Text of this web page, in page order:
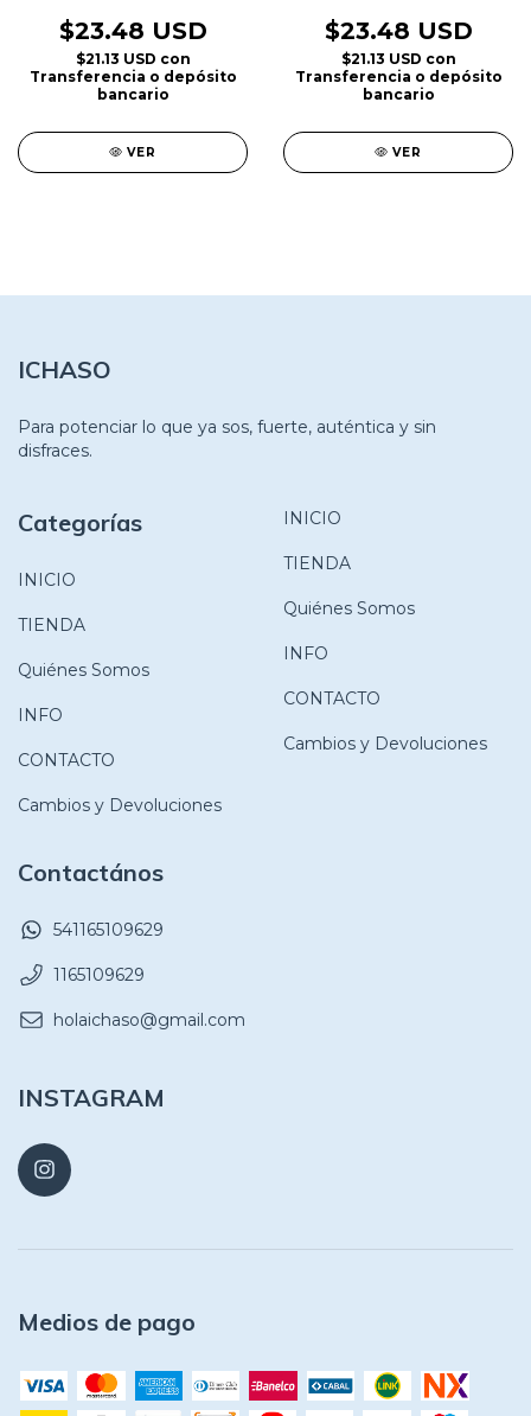
$23.48 USD
$21.13 USD con
Transferencia o depósito
bancario
VER
$23.48 USD
$21.13 USD con
Transferencia o depósito
bancario
VER
ICHASO
Para potenciar lo que ya sos, fuerte, auténtica y sin
disfraces.
Categorías
INICIO
TIENDA
Quiénes Somos
INFO
CONTACTO
Cambios y Devoluciones
INICIO
TIENDA
Quiénes Somos
INFO
CONTACTO
Cambios y Devoluciones
Contactános
541165109629
1165109629
holaichaso@gmail.com
INSTAGRAM
Medios de pago